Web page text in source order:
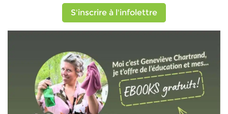
S'inscrire à l'infolettre